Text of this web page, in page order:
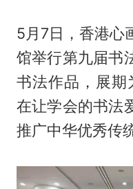
5月7日，香港心
馆举行第九届书
书法作品，展期
在让学会的书法
推广中华优秀传